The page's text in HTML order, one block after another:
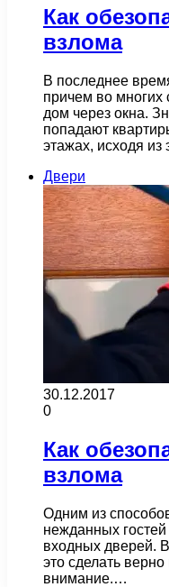
Как
взлома
В последнее
причем во многих
дом через окна.
попадают
этажах, исходя из
Двери
30.12.2017
0
Как
взлома
Одним из
нежданных
входных дверей.
это сделать верно
внимание.…